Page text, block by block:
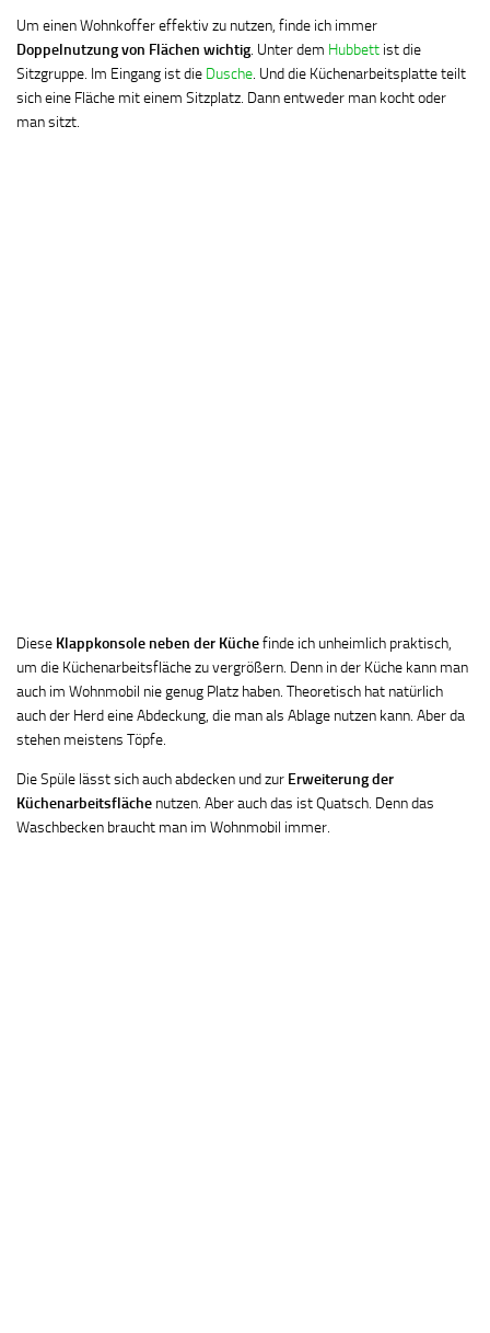
Um einen Wohnkoffer effektiv zu nutzen, finde ich immer
Doppelnutzung von Flächen wichtig. Unter dem Hubbett ist die
Sitzgruppe. Im Eingang ist die Dusche. Und die Küchenarbeitsplatte teilt
sich eine Fläche mit einem Sitzplatz. Dann entweder man kocht oder
man sitzt.
Diese Klappkonsole neben der Küchefinde ich unheimlich praktisch,
um die Küchenarbeitsfläche zu vergrößern. Denn in der Küche kann man
auch im Wohnmobil nie genug Platz haben. Theoretisch hat natürlich
auch der Herd eine Abdeckung, die man als Ablage nutzen kann. Aber da
stehen meistens Töpfe.
Die Spüle lässt sich auch abdecken und zur Erweiterung der
Küchenarbeitsfläche nutzen. Aber auch das ist Quatsch. Denn das
Waschbecken braucht man im Wohnmobil immer.